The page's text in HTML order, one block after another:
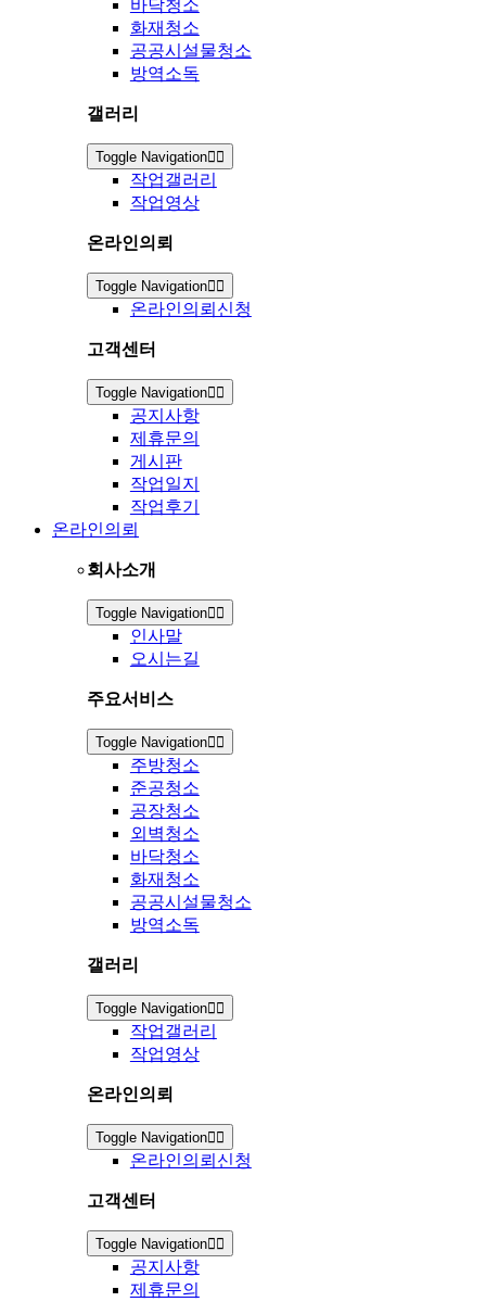
바닥청소
화재청소
공공시설물청소
방역소독
갤러리
Toggle Navigation
작업갤러리
작업영상
온라인의뢰
Toggle Navigation
온라인의뢰신청
고객센터
Toggle Navigation
공지사항
제휴문의
게시판
작업일지
작업후기
온라인의뢰
회사소개
Toggle Navigation
인사말
오시는길
주요서비스
Toggle Navigation
주방청소
준공청소
공장청소
외벽청소
바닥청소
화재청소
공공시설물청소
방역소독
갤러리
Toggle Navigation
작업갤러리
작업영상
온라인의뢰
Toggle Navigation
온라인의뢰신청
고객센터
Toggle Navigation
공지사항
제휴문의